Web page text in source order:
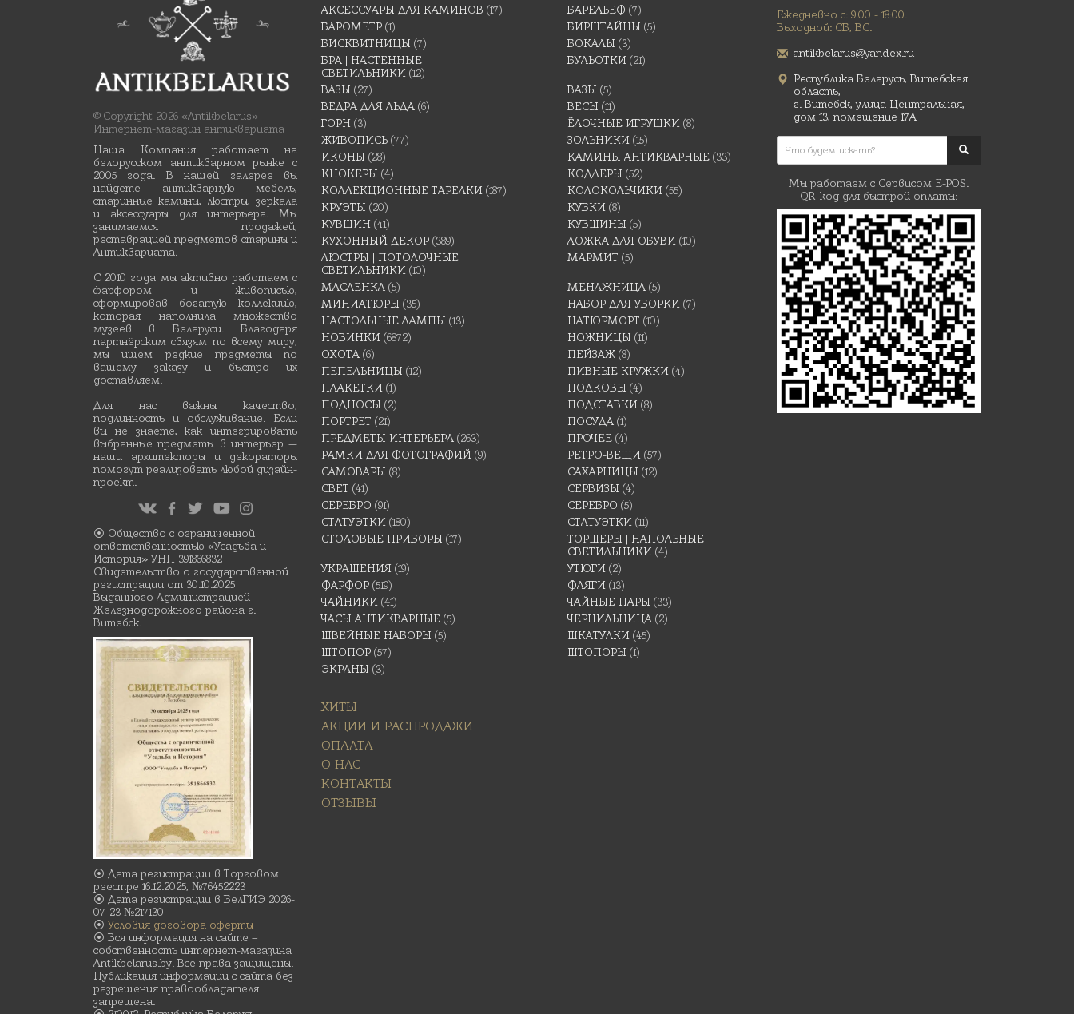
© Copyright 2026 «Antikbelarus»
Интернет-магазин антиквариата
Наша Компания работает на
белорусском антикварном рынке с
2005 года. В нашей галерее вы
найдете антикварную мебель,
старинные камины, люстры, зеркала
и аксессуары для интерьера. Мы
занимаемся продажей,
реставрацией предметов старины и
Антиквариата.
С 2010 года мы активно работаем с
фарфором и живописью,
сформировав богатую коллекцию,
которая наполнила множество
музеев в Беларуси. Благодаря
партнёрским связям по всему миру,
мы ищем редкие предметы по
вашему заказу и быстро их
доставляем.
Для нас важны качество,
подлинность и обслуживание. Если
вы не знаете, как интегрировать
выбранные предметы в интерьер —
наши архитекторы и декораторы
помогут реализовать любой дизайн-
проект.
⦿ Общество с ограниченной
ответственностью «Усадьба и
История» УНП 391866832
Свидетельство о государственной
регистрации от 30.10.2025
Выданного Администрацией
Железнодорожного района г.
Витебск.
⦿ Дата регистрации в Торговом
реестре 16.12.2025, №76452223
⦿ Дата регистрации в БелГИЭ 2026-
07-23 №217130
⦿Условия договора оферты
⦿ Вся информация на сайте –
собственность интернет-магазина
Antikbelarus.by. Все права защищены.
Публикация информации с сайта без
разрешения правообладателя
запрещена.
АКСЕССУАРЫ ДЛЯ КАМИНОВ (17) БАРЕЛЬЕФ (7)
БАРОМЕТР (1) БИРШТАЙНЫ (5)
БИСКВИТНИЦЫ (7) БОКАЛЫ (3)
БРА | НАСТЕННЫЕ
СВЕТИЛЬНИКИ (12)
БУЛЬОТКИ (21)
ВАЗЫ (27) ВАЗЫ (5)
ВЕДРА ДЛЯ ЛЬДА (6) ВЕСЫ (11)
ГОРН (3) ЁЛОЧНЫЕ ИГРУШКИ (8)
ЖИВОПИСЬ (77) ЗОЛЬНИКИ (15)
ИКОНЫ (28) КАМИНЫ АНТИКВАРНЫЕ (33)
КНОКЕРЫ (4) КОДЛЕРЫ (52)
КОЛЛЕКЦИОННЫЕ ТАРЕЛКИ (187) КОЛОКОЛЬЧИКИ (55)
КРУЭТЫ (20) КУБКИ (8)
КУВШИН (41) КУВШИНЫ (5)
КУХОННЫЙ ДЕКОР (389) ЛОЖКА ДЛЯ ОБУВИ (10)
ЛЮСТРЫ | ПОТОЛОЧНЫЕ
СВЕТИЛЬНИКИ (10)
МАРМИТ (5)
МАСЛЕНКА (5) МЕНАЖНИЦА (5)
МИНИАТЮРЫ (35) НАБОР ДЛЯ УБОРКИ (7)
НАСТОЛЬНЫЕ ЛАМПЫ (13) НАТЮРМОРТ (10)
НОВИНКИ (6872) НОЖНИЦЫ (11)
ОХОТА (6) ПЕЙЗАЖ (8)
ПЕПЕЛЬНИЦЫ (12) ПИВНЫЕ КРУЖКИ (4)
ПЛАКЕТКИ (1) ПОДКОВЫ (4)
ПОДНОСЫ (2) ПОДСТАВКИ (8)
ПОРТРЕТ (21) ПОСУДА (1)
ПРЕДМЕТЫ ИНТЕРЬЕРА (263) ПРОЧЕЕ (4)
РАМКИ ДЛЯ ФОТОГРАФИЙ (9) РЕТРО-ВЕЩИ (57)
САМОВАРЫ (8) САХАРНИЦЫ (12)
СВЕТ (41) СЕРВИЗЫ (4)
СЕРЕБРО (91) СЕРЕБРО (5)
СТАТУЭТКИ (180) СТАТУЭТКИ (11)
СТОЛОВЫЕ ПРИБОРЫ (17)
ТОРШЕРЫ | НАПОЛЬНЫЕ
СВЕТИЛЬНИКИ (4)
УКРАШЕНИЯ (19) УТЮГИ (2)
ФАРФОР (519) ФЛЯГИ (13)
ЧАЙНИКИ (41) ЧАЙНЫЕ ПАРЫ (33)
ЧАСЫ АНТИКВАРНЫЕ (5) ЧЕРНИЛЬНИЦА (2)
ШВЕЙНЫЕ НАБОРЫ (5) ШКАТУЛКИ (45)
ШТОПОР (57) ШТОПОРЫ (1)
ЭКРАНЫ (3)
ХИТЫ
АКЦИИ И РАСПРОДАЖИ
ОПЛАТА
О НАС
КОНТАКТЫ
ОТЗЫВЫ
Ежедневно с: 9:00 - 18:00.
Выходной: СБ, ВС.
antikbelarus@yandex.ru
Республика Беларусь, Витебская
область,
г. Витебск, улица Центральная,
дом 13, помещение 17А
Мы работаем с Сервисом E-POS.
QR-код для быстрой оплаты: